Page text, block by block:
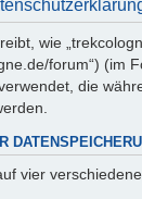
wie
forum“) (im
die
vier